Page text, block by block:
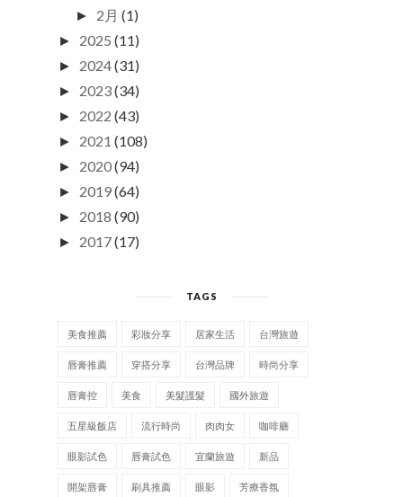
► 2月 (1)
► 2025 (11)
► 2024(31)
► 2023(34)
► 2022 (43)
► 2021 (108)
► 2020(94)
► 2019(64)
► 2018 (90)
► 2017(17)
TAGS
美食推薦 彩妝分享 居家生活 台灣旅遊
唇膏推薦 穿搭分享 台灣品牌 時尚分享
唇膏控 美食 美髮護髮 國外旅遊
五星級飯店 流行時尚 肉肉女 咖啡廳
眼影試色 唇膏試色 宜蘭旅遊 新品
開架唇膏 刷具推薦 眼影 芳療香氛